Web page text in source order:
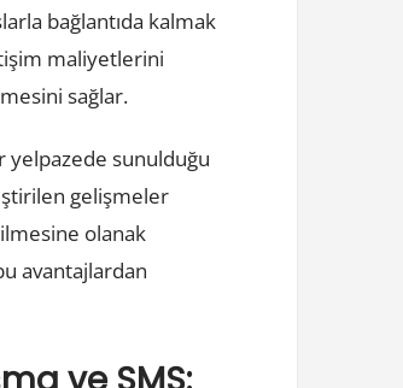
bağlantıda kalmak
maliyetlerini
sağlar.
yelpazede sunulduğu
gelişmeler
olanak
avantajlardan